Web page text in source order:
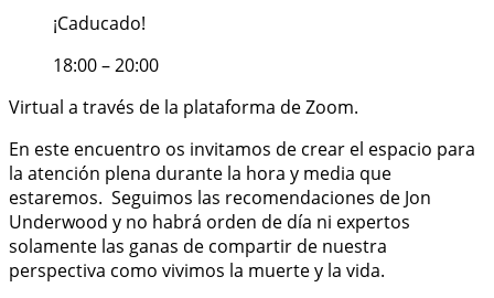
¡Caducado!
18:00 – 20:00
Virtual a través de la plataforma de Zoom.
En este encuentro os invitamos de crear el espacio para
la atención plena durante la hora y media que
estaremos. Seguimos las recomendaciones de Jon
Underwood y no habrá orden de día ni expertos
solamente las ganas de compartir de nuestra
perspectiva como vivimos la muerte y la vida.